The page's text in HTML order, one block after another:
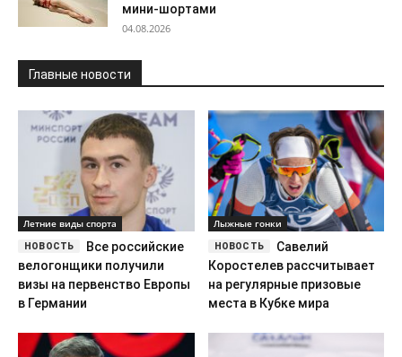
мини-шортами
04.08.2026
Главные новости
Летние виды спорта
Все российские
велогонщики получили
визы на первенство Европы
в Германии
Лыжные гонки
Савелий
Коростелев рассчитывает
на регулярные призовые
места в Кубке мира